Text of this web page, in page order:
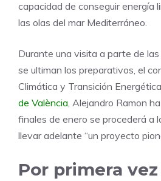
capacidad de conseguir energía
las olas del mar Mediterráneo.
Durante una visita a parte de
se ultiman los preparativos, el
Climática y Transición
de València, Alejandro Ramon
finales de enero se procederá a
llevar adelante “un proyecto
Por primera